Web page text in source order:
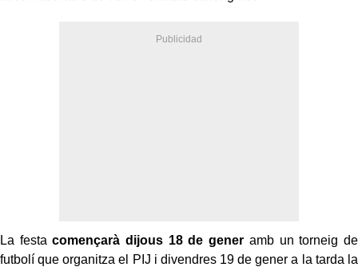
La festacomençarà dijous 18 de gener amb un torneig de
futbolí que organitza el PIJ i divendres 19 de gener a la tarda la